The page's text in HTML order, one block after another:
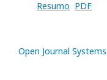
Resumo PDF
Open Journal Systems